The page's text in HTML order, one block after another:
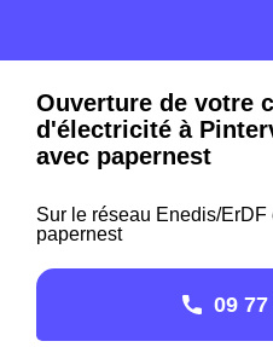
Ouverture de votre
d'électricité à
avec papernest
Sur le réseau Enedis/
papernest
09